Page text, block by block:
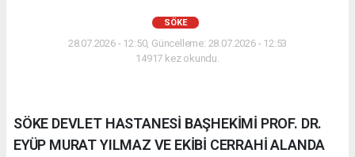
SÖKE
28.07.2026 - 12:50, Güncelleme: 28.07.2026 - 12:53
14917 kez okundu.
SÖKE DEVLET HASTANESİ BAŞHEKİMİ PROF. DR.
EYÜP MURAT YILMAZ VE EKİBİ CERRAHİ ALANDA